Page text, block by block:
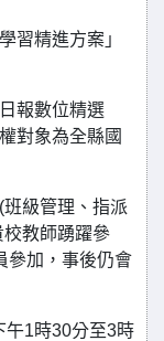
習精進方案」
報數位精選
對象為全縣國
級管理、指派
教師踴躍參
參加，事後仍會
午1時30分至3時